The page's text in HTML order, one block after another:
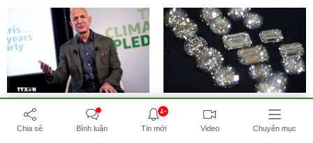
Tỷ phú Jeff Bezos bán 15
triệu cổ phiếu Amazon trị
giá hơn...
Kim cương tổng hợp đe
dọa thị trường kim cương
tự nhiên
Chia sẻ Bình luận
4+
Tin mới Video Chuyên mục